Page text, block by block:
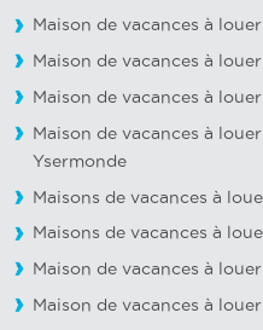
Maison de vacances à
Maison de vacances à
Maison de vacances à
Maison de vacances à
Ysermonde
Maisons de vacances à
Maisons de vacances à
Maison de vacances à
Maison de vacances à